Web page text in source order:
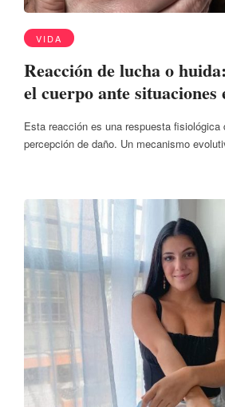
VIDA
Reacción de lucha o
el cuerpo ante situaciones
Esta reacción es una respuesta
percepción de daño. Un mecanismo